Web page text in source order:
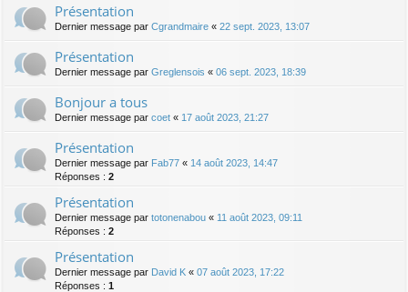
Présentation
Dernier message par Cgrandmaire « 22 sept. 2023, 13:07
Présentation
Dernier message par Greglensois « 06 sept. 2023, 18:39
Bonjour a tous
Dernier message par coet « 17 août 2023, 21:27
Présentation
Dernier message par Fab77 « 14 août 2023, 14:47
Réponses : 2
Présentation
Dernier message par totonenabou « 11 août 2023, 09:11
Réponses : 2
Présentation
Dernier message par David K « 07 août 2023, 17:22
Réponses : 1